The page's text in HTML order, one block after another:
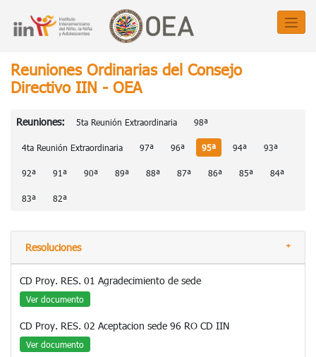
Reuniones Ordinarias del Consejo
Directivo IIN - OEA
Reuniones: 5ta Reunión Extraordinaria 98ª
4ta Reunión Extraordinaria 97ª 96ª 95ª 94ª 93ª
92ª 91ª 90ª 89ª 88ª 87ª 86ª 85ª 84ª
83ª 82ª
Resoluciones
CD Proy. RES. 01 Agradecimiento de sede
Ver documento
CD Proy. RES. 02 Aceptacion sede 96 RO CD IIN
Ver documento